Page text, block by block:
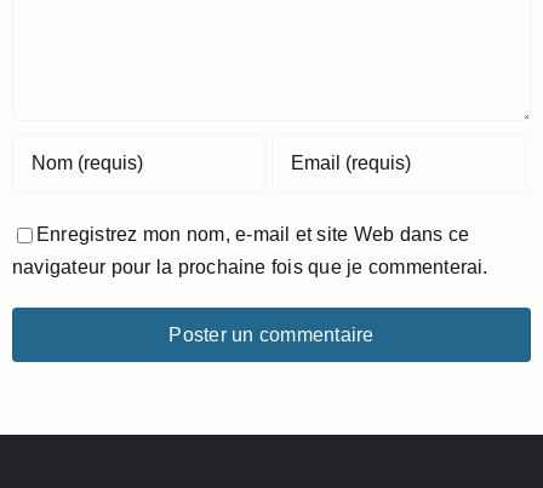
Enregistrez mon nom, e-mail et site Web dans ce
navigateur pour la prochaine fois que je commenterai.